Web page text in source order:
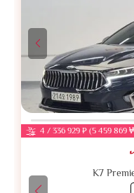
4 / 336 929 ₽ (5 459 869
K7